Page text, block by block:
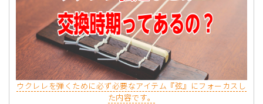
ウクレレを弾くために必ず必要なアイテム『弦』にフォーカスし
た内容です。